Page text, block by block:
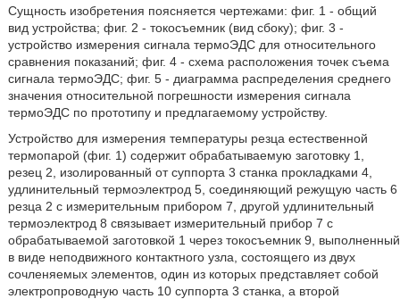
Сущность изобретения поясняется чертежами: фиг. 1 - общий
вид устройства; фиг. 2 - токосъемник (вид сбоку); фиг. 3 -
устройство измерения сигнала термоЭДС для относительного
сравнения показаний; фиг. 4 - схема расположения точек съема
сигнала термоЭДС; фиг. 5 - диаграмма распределения среднего
значения относительной погрешности измерения сигнала
термоЭДС по прототипу и предлагаемому устройству.
Устройство для измерения температуры резца естественной
термопарой (фиг. 1) содержит обрабатываемую заготовку 1,
резец 2, изолированный от суппорта 3 станка прокладками 4,
удлинительный термоэлектрод 5, соединяющий режущую часть 6
резца 2 с измерительным прибором 7, другой удлинительный
термоэлектрод 8 связывает измерительный прибор 7 с
обрабатываемой заготовкой 1 через токосъемник 9, выполненный
в виде неподвижного контактного узла, состоящего из двух
сочленяемых элементов, один из которых представляет собой
электропроводную часть 10 суппорта 3 станка, а второй